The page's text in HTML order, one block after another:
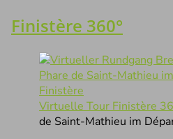
Finistère 360°
Virtuelle Tour Finistère
de Saint-Mathieu im